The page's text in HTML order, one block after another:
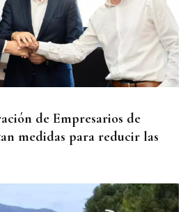
de Empresarios de
medidas para reducir las